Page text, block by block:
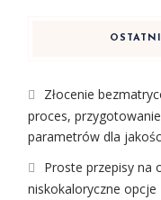
Złocenie
proces,
parametrów dla
Proste przepisy na
niskokaloryczne opcje